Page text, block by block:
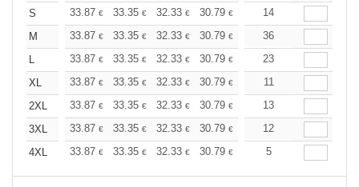
S
33.87 € 33.35 € 32.33 € 30.79 € 29.25€
14
M
33.87 € 33.35 € 32.33 € 30.79 € 29.25€
36
L
33.87 € 33.35 € 32.33 € 30.79 € 29.25€
23
XL
33.87 € 33.35 € 32.33 € 30.79 € 29.25
11
2XL
33.87 € 33.35 € 32.33 € 30.79 € 29.25€
13
3XL
33.87 € 33.35 € 32.33 € 30.79 € 29.25€
12
4XL
33.87 € 33.35 € 32.33 € 30.79 € 29.25
5